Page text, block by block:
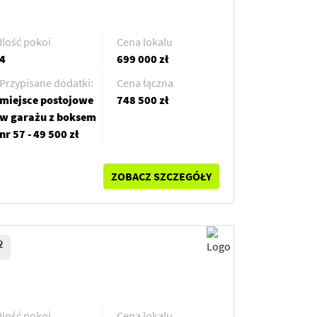
pokoi
Cena lokalu
699 000 zł
dodatki:
postojowe
garażu z boksem
57 - 49 500 zł
Cena łączna
748 500 zł
ZOBACZ SZCZEGÓŁY